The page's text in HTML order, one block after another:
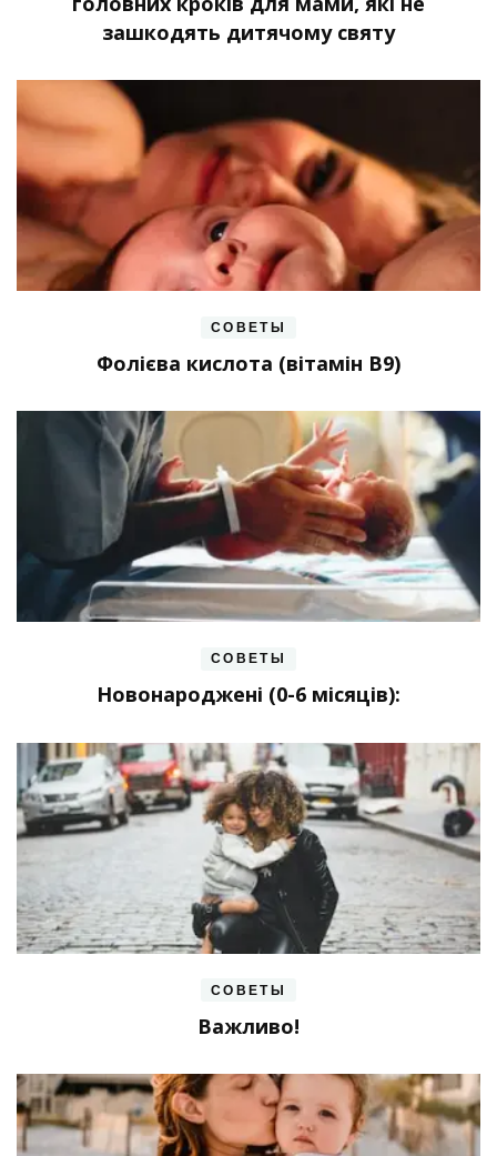
зашкодять дитячому святу
СОВЕТЫ
Фолієва кислота (вітамін В9)
СОВЕТЫ
Новонароджені (0-6 місяців):
СОВЕТЫ
Важливо!